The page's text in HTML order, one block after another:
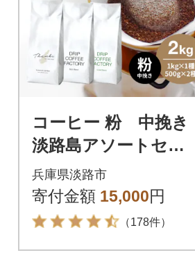
コーヒー 粉 中挽き
淡路島アソートセッ
ト 3種 2kg(500g×計
4袋) at14504
兵庫県淡路市
寄付金額 15,000円
（178件）